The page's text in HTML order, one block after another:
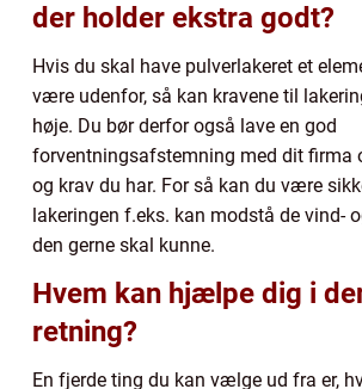
der holder ekstra godt?
Hvis du skal have pulverlakeret et
være udenfor, så kan kravene til
høje. Du bør derfor også lave en god
forventningsafstemning med dit firma
og krav du har. For så kan du være
lakeringen f.eks. kan modstå de vind-
den gerne skal kunne.
Hvem kan hjælpe dig i
retning?
En fjerde ting du kan vælge ud fra er,